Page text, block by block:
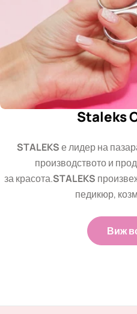
Staleks
STALEKSе лидер на
производството и
за красота.STALEKS
педикюр,
Виж